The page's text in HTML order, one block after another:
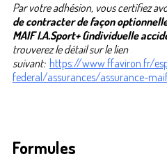
Par votre adhésion, vous certifiez
de contracter de façon
MAIF I.A.Sport+ (individuelle
trouverez le détail sur le lien
suivant: https://www.ffaviron.fr/
federal/assurances/assurance-
Formules